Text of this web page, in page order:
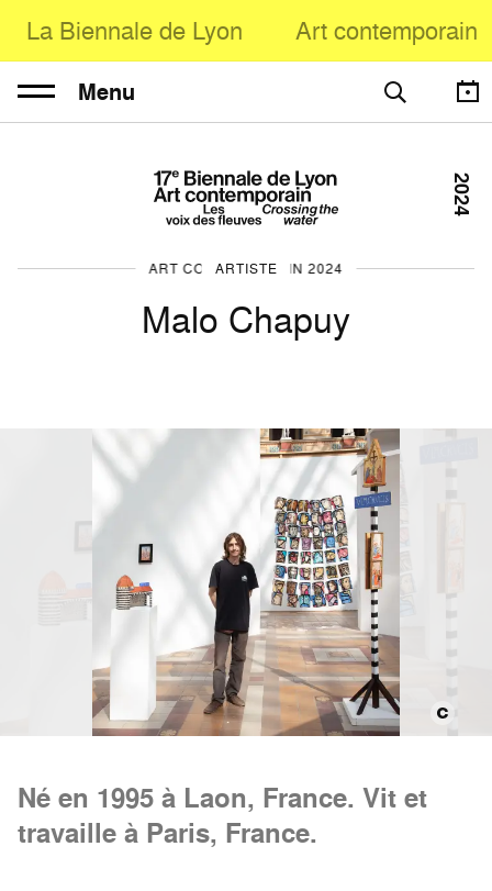
La Biennale de Lyon Art contemporain
Menu
ART CONTEMPORAIN 2024
ARTISTE
Malo Chapuy
2024
Né en 1995 à Laon, France. Vit et
travaille à Paris, France.